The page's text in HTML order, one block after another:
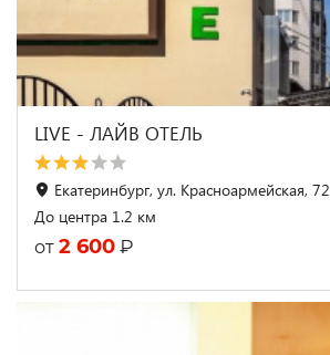
LIVE - ЛАЙВ ОТЕЛЬ
Екатеринбург, ул. Красноармейская, 72
До центра 1.2 км
от 2 600 ₽